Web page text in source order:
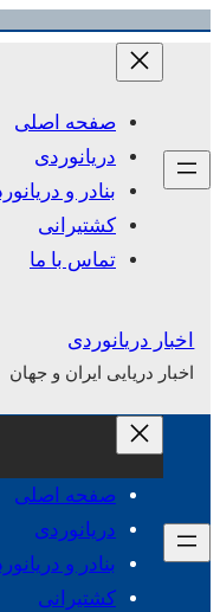
رفتن
صفحه اصلی
دریانوردی
بنادر و
کشتیرانی
تماس با ما
اخبار دریانوردی
اخبار دریایی ایران و جهان
صفحه اصلی
دریانوردی
بنادر و
کشتیرانی